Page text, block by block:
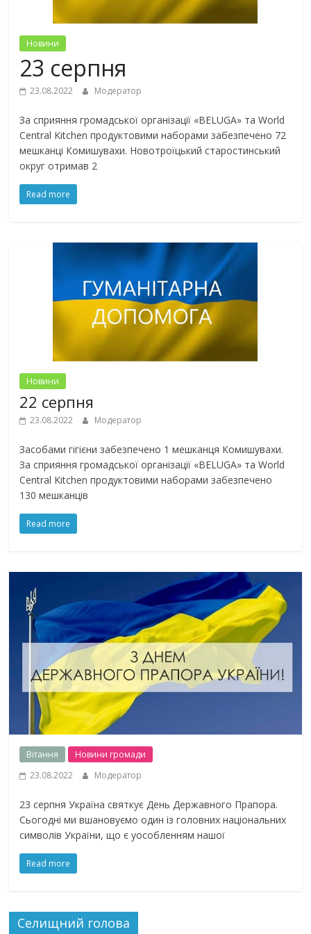
Новини
23 серпня
23.08.2022 Модератор
За сприяння громадської організації «BELUGA» та World
Central Kitchen продуктовими наборами забезпечено 72
мешканці Комишувахи. Новотроїцький старостинський
округ отримав 2
Read more
Новини
22 серпня
23.08.2022 Модератор
Засобами гігієни забезпечено 1 мешканця Комишувахи.
За сприяння громадської організації «BELUGA» та World
Central Kitchen продуктовими наборами забезпечено
130 мешканців
Read more
Вiтання
Новини громади
23.08.2022
Модератор
23 серпня Україна святкує День Державного Прапора.
Сьогодні ми вшановуємо один із головних національних
символів України, що є уособленням нашої
Read more
Селищний голова